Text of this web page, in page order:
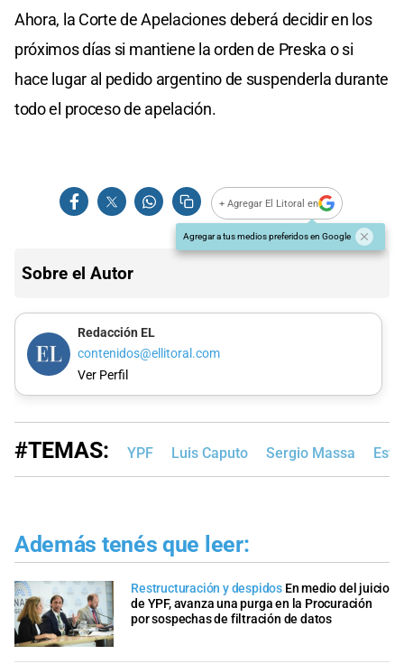
Ahora, la Corte de Apelaciones deberá decidir en los
próximos días si mantiene la orden de Preska o si
hace lugar al pedido argentino de suspenderla durante
todo el proceso de apelación.
+ Agregar El Litoral en
Agregar a tus medios preferidos en Google
Sobre el Autor
Redacción EL
contenidos@ellitoral.com
Ver Perfil
#TEMAS: YPF Luis Caputo Sergio Massa
Además tenés que leer:
Restructuración y despidos En medio del juicio
de YPF, avanza una purga en la Procuración
por sospechas de filtración de datos